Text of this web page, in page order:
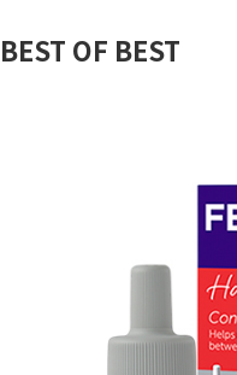
BEST OF BEST